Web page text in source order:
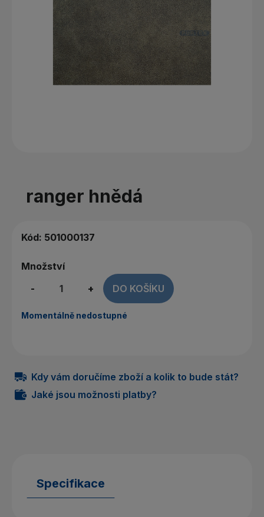
ranger hnědá
Kód: 501000137
Množství
-
+ DO KOŠÍKU
Momentálně nedostupné
Kdy vám doručíme zboží a kolik to bude stát?
Jaké jsou možnosti platby?
Specifikace